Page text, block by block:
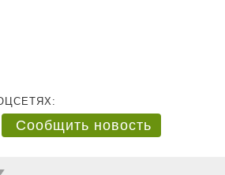
Сообщить новость